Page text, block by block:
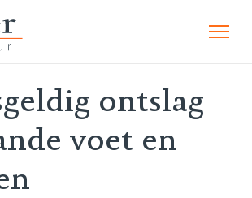
ontslag
voet en